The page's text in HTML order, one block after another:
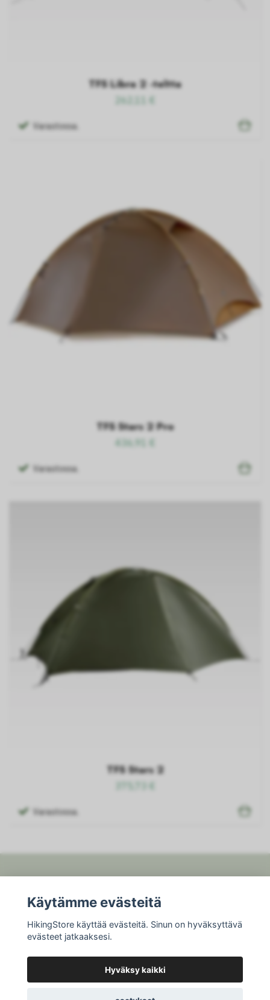
TFS Libra 2 -teltta
262,11 €
Varastossa.
TFS Stars 2 Pro
436,91 €
Varastossa.
TFS Stars 2
375,73 €
Varastossa.
Fotmeny
Sosiaalinen media
© 2026 HikingStorePowered by Quickbutik
Käytämme evästeitä
HikingStore käyttää evästeitä. Sinun on hyväksyttävä
evästeet jatkaaksesi.
Hyväksy kaikki